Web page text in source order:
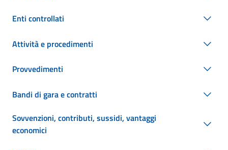
Enti controllati
Attività e procedimenti
Provvedimenti
Bandi di gara e contratti
Sovvenzioni, contributi, sussidi, vantaggi
economici